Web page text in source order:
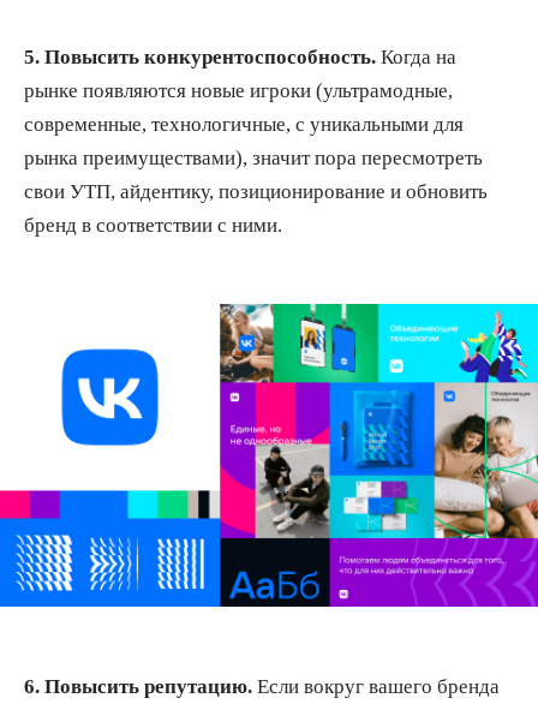
5. Повысить конкурентоспособность. Когда на
рынке появляются новые игроки (ультрамодные,
современные, технологичные, с уникальными для
рынка преимуществами), значит пора пересмотреть
свои УТП, айдентику, позиционирование и обновить
бренд в соответствии с ними.
6. Повысить репутацию. Если вокруг вашего бренда